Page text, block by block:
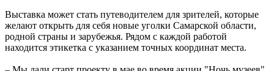
В самарском парке Гагарина отметили День физкультурника
09.08.2026 | 11:41
В похвистневском парке "Юбилейный" появилась новая
спортплощадка
Самарца отправили в колонию за похищение телефона и
Выставка может стать путеводителем для зрителей, которые
желают открыть для себя новые уголки Самарской области,
родной страны и зарубежья. Рядом с каждой работой
находится этикетка с указанием точных координат места.